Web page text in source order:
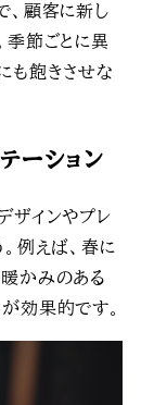
、顧客に新し
季節ごとに異
も飽きさせな
ーション
ザインやプレ
例えば、春に
かみのある
効果的です。